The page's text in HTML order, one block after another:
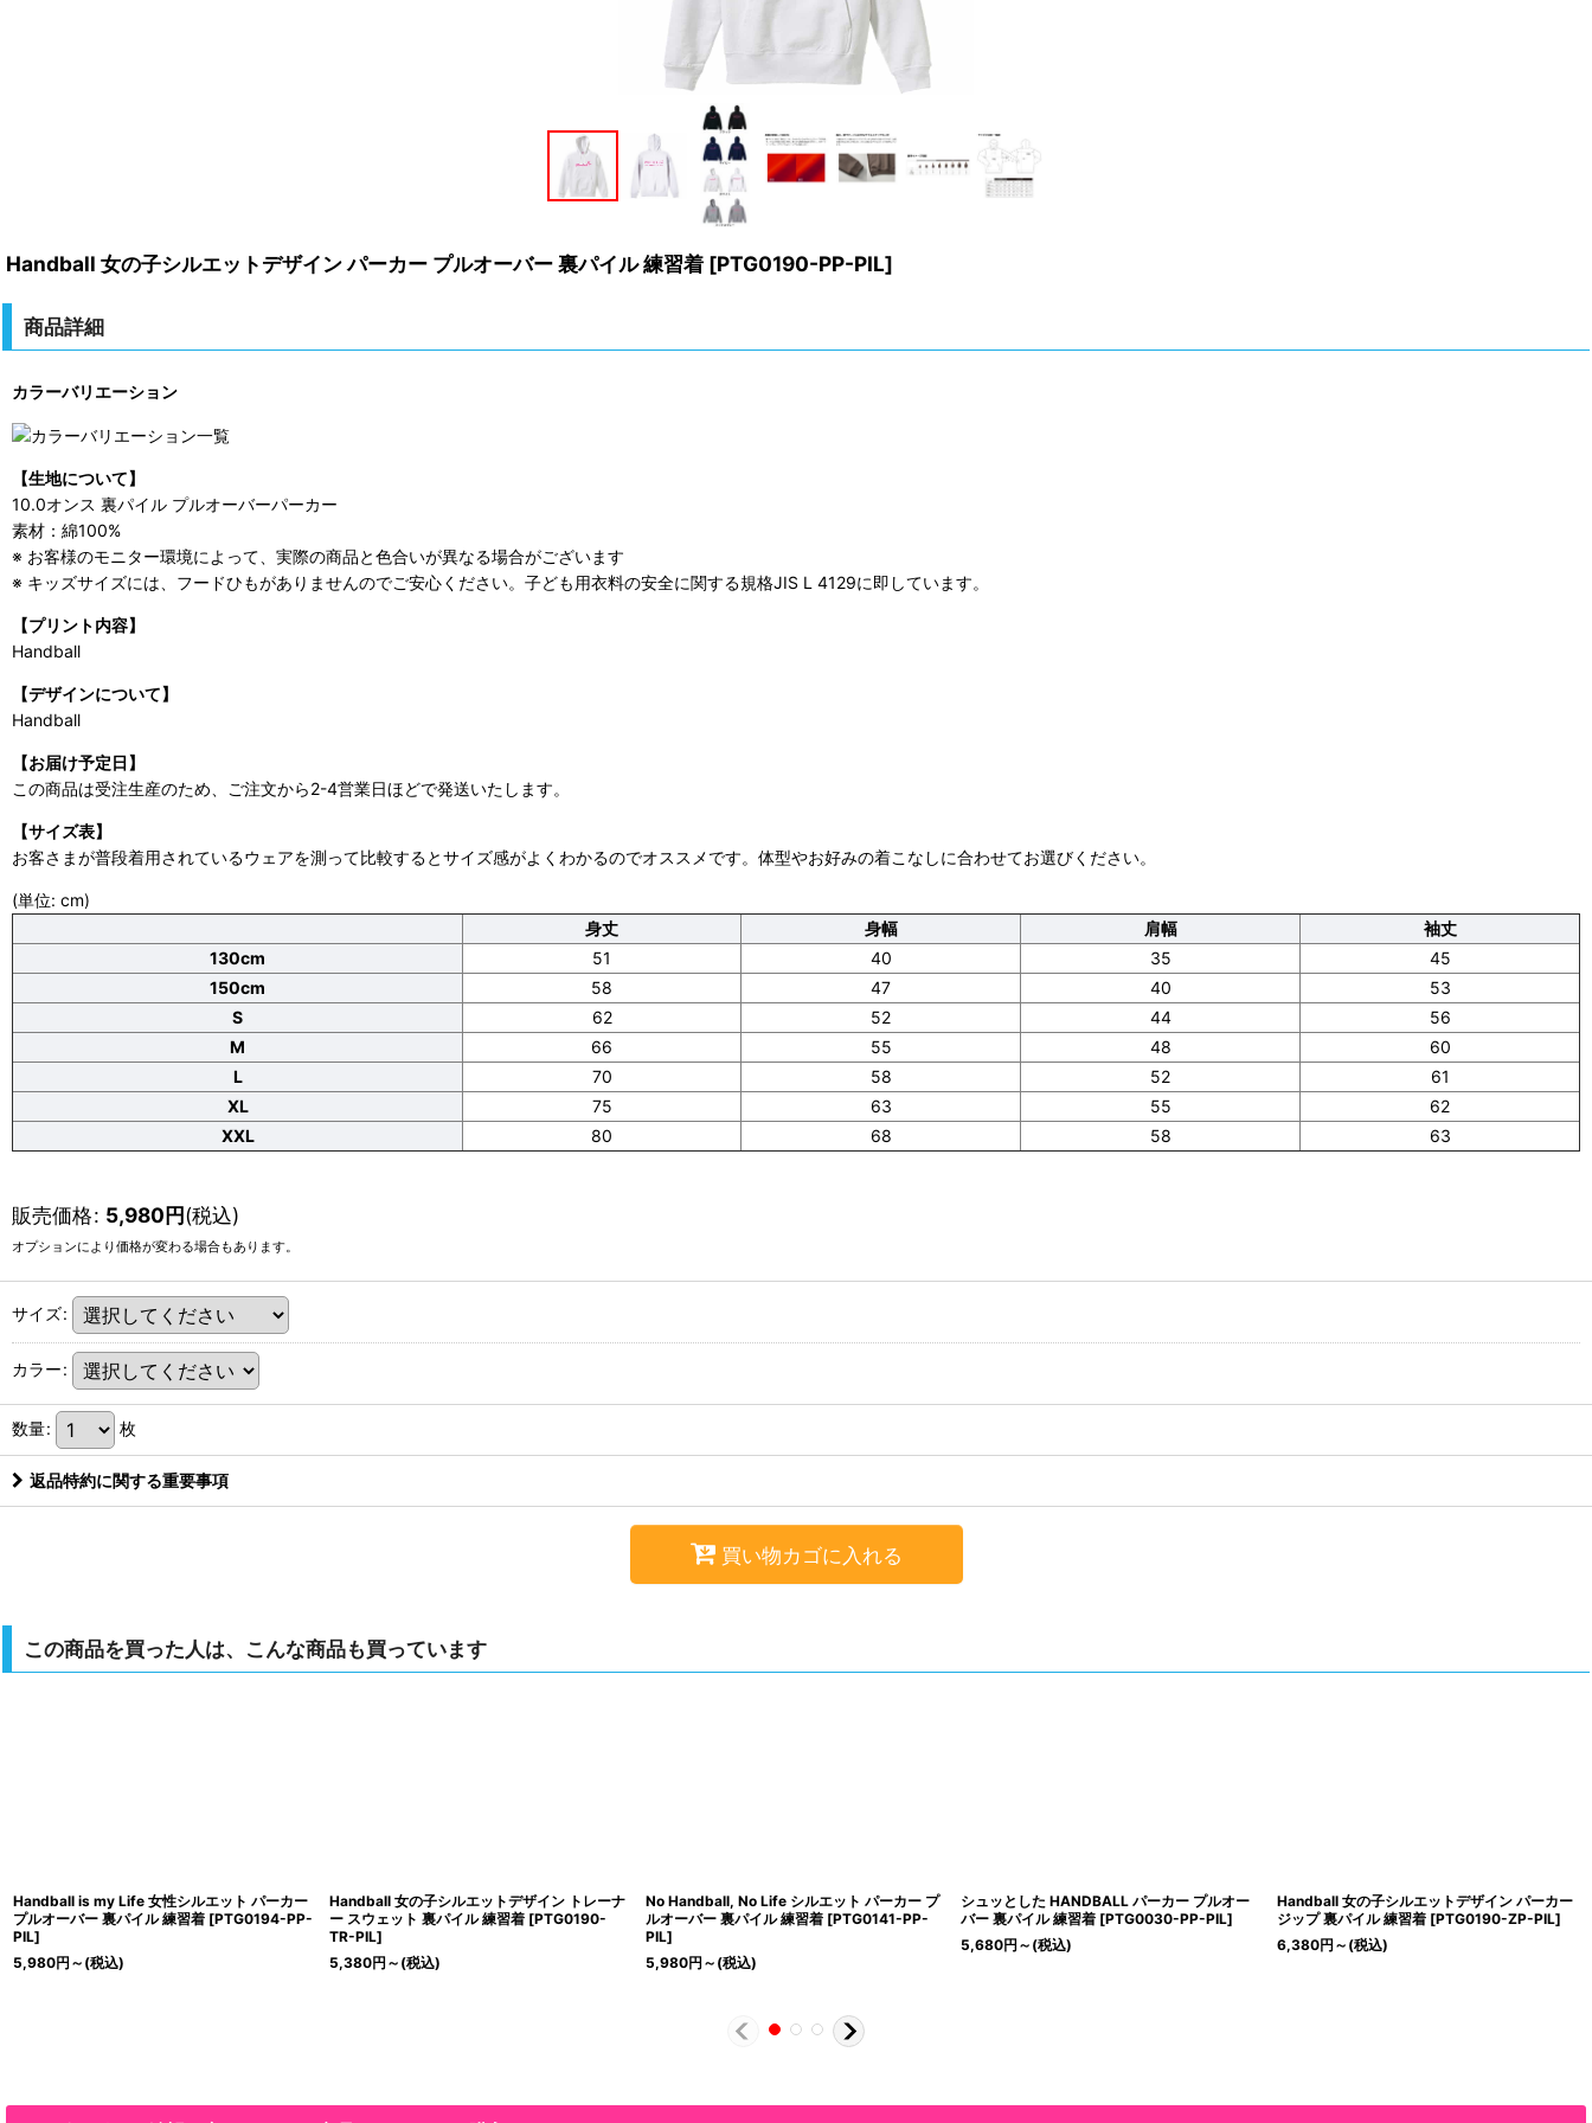
Handball 女の子シルエットデザイン パーカー プルオーバー 裏パイル 練習着 [PTG0190-PP-PIL]
商品詳細
カラーバリエーション
【生地について】
10.0オンス 裏パイル プルオーバーパーカー
素材：綿100%
※ お客様のモニター環境によって、実際の商品と色合いが異なる場合がございます
※ キッズサイズには、フードひもがありませんのでご安心ください。子ども用衣料の安全に関する規格JIS L 4129に即しています。
【プリント内容】
Handball
【デザインについて】
Handball
【お届け予定日】
この商品は受注生産のため、ご注文から2-4営業日ほどで発送いたします。
【サイズ表】
お客さまが普段着用されているウェアを測って比較するとサイズ感がよくわかるのでオススメです。体型やお好みの着こなしに合わせてお選びください。
(単位: cm)
身丈
身幅 肩幅
袖丈
130cm
51 40 35
45
150cm
58 47 40
53
S
62 52 44
56
M
66 55 48
60
L
70 58 52
61
XL
75 63 55
62
XXL
80 68 58 63
販売価格: 5,980円(税込)
オプションにより価格が変わる場合もあります。
サイズ:
カラー:
数量: 枚
返品特約に関する重要事項
買い物カゴに入れる
この商品を買った人は、こんな商品も買っています
Handball is my Life 女性シルエット パーカー
プルオーバー 裏パイル 練習着 [PTG0194-PP-
PIL]
5,980円 ～ (税込)
Handball 女の子シルエットデザイン トレーナ
ー スウェット 裏パイル 練習着 [PTG0190-
TR-PIL]
5,380円 ～ (税込)
No Handball, No Life シルエット パーカー プ
ルオーバー 裏パイル 練習着 [PTG0141-PP-
PIL]
5,980円 ～ (税込)
シュッとした HANDBALL パーカー プルオー
バー 裏パイル 練習着 [PTG0030-PP-PIL]
5,680円 ～ (税込)
Handball 女の子シルエットデザイン パーカー
ジップ 裏パイル 練習着 [PTG0190-ZP-PIL]
6,380円 ～ (税込)